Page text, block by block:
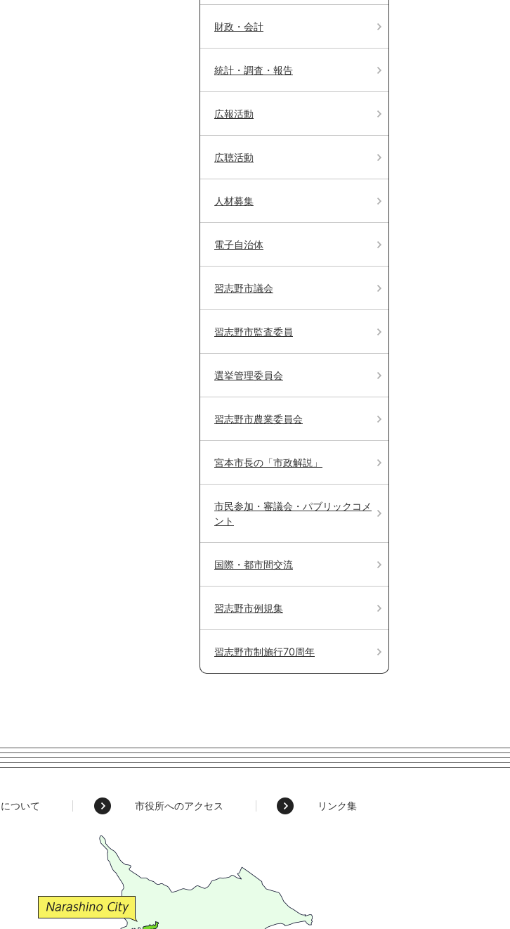
財政・会計
統計・調査・報告
広報活動
広聴活動
人材募集
電子自治体
習志野市議会
習志野市監査委員
選挙管理委員会
習志野市農業委員会
宮本市長の「市政解説」
市民参加・審議会・パブリックコメ
ント
国際・都市間交流
習志野市例規集
習志野市制施行70周年
ついて 市役所へのアクセス リンク集